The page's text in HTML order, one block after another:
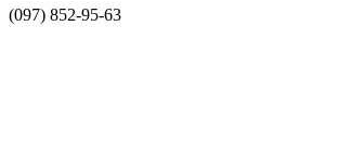
(097) 852-95-63